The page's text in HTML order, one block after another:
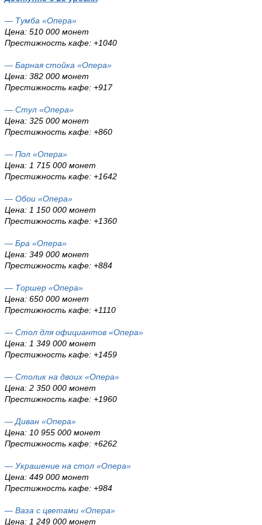
— Тумба «Опера»
Цена: 510 000 монет
Престижность кафе: +1040
— Барная стойка «Опера»
Цена: 382 000 монет
Престижность кафе: +917
— Стул «Опера»
Цена: 325 000 монет
Престижность кафе: +860
— Пол «Опера»
Цена: 1 715 000 монет
Престижность кафе: +1642
— Обои «Опера»
Цена: 1 150 000 монет
Престижность кафе: +1360
— Бра «Опера»
Цена: 349 000 монет
Престижность кафе: +884
— Торшер «Опера»
Цена: 650 000 монет
Престижность кафе: +1110
— Стол для официантов «Опера»
Цена: 1 349 000 монет
Престижность кафе: +1459
— Столик на двоих «Опера»
Цена: 2 350 000 монет
Престижность кафе: +1960
— Диван «Опера»
Цена: 10 955 000 монет
Престижность кафе: +6262
— Украшение на стол «Опера»
Цена: 449 000 монет
Престижность кафе: +984
— Ваза с цветами «Опера»
Цена: 1 249 000 монет